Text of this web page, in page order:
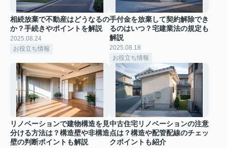
相続放棄で不動産はどうなるの
か？手続きやポイントを解説
2025.08.24
お役立ち情報
手付金を放棄して契約解除でき
るのはいつ？宅建業法の規定も
解説
2025.08.18
お役立ち情報
リノベーションで建物構造を見
分ける方法は？構造壁や非構造
壁の判断ポイントも解説
中古住宅リノベーションの注意
点は？構造や配管配線のチェッ
クポイントも紹介